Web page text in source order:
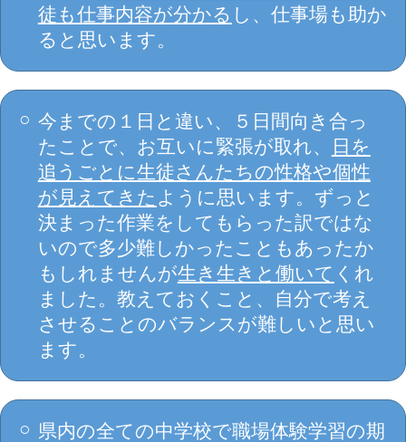
徒も仕事内容が分かる し、仕事場も助か
ると思います。
今までの１日と違い、５日間向き合っ
たことで、お互いに緊張が取れ、
日を
追うごとに生徒さんたちの性格や個性
が見えてきた ように思います。ずっと
決まった作業をしてもらった訳ではな
いので多少難しかったこともあったか
もしれませんが生き生きと働いて くれ
ました。教えておくこと、自分で考え
させることのバランスが難しいと思い
ます。
県内の全ての中学校で職場体験学習の期